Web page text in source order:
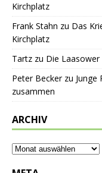
Kirchplatz
Frank Stahn zu Das
Kirchplatz
Tartz zu Die
Peter Beckerzu
zusammen
ARCHIV